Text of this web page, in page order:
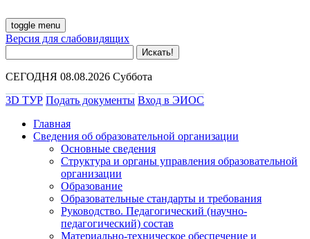
toggle menu
Версия для слабовидящих
СЕГОДНЯ 08.08.2026 Суббота
3D ТУР Подать документы Вход в ЭИОС
Главная
Сведения об образовательной организации
Основные сведения
Структура и органы управления образовательной
организации
Образование
Образовательные стандарты и требования
Руководство. Педагогический (научно-
педагогический) состав
Материально-техническое обеспечение и